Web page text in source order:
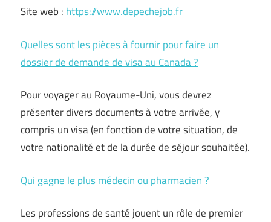
Site web : https://www.depechejob.fr
Quelles sont les pièces à fournir pour faire un
dossier de demande de visa au Canada ?
Pour voyager au Royaume-Uni, vous devrez
présenter divers documents à votre arrivée, y
compris un visa (en fonction de votre situation, de
votre nationalité et de la durée de séjour souhaitée).
Qui gagne le plus médecin ou pharmacien ?
Les professions de santé jouent un rôle de premier